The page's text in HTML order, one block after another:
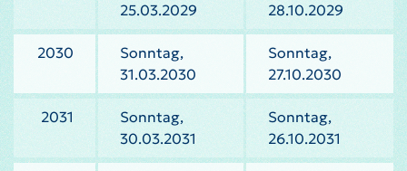
25.03.2029
28.10.2029
2030
Sonntag,
31.03.2030
Sonntag,
27.10.2030
2031
Sonntag,
30.03.2031
Sonntag,
26.10.2031